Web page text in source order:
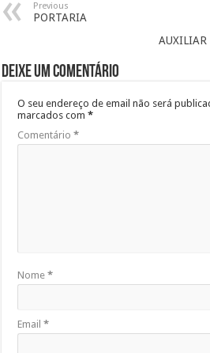
Previous
PORTARIA
AUXILIAR
Deixe um comentário
O seu endereço de email não será
marcados com*
Comentário*
Nome*
Email*